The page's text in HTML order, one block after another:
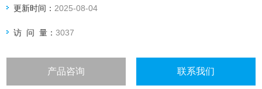
更新时间： 2025-08-04
访 问 量：3037
产品咨询 联系我们